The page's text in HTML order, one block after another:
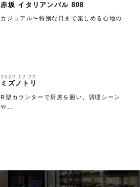
赤坂 イタリアンバル 808
カジュアル〜特別な日まで楽しめる心地の…
2022.12.22
ミズノトリ
R型カウンターで厨房を囲い、調理シーン
や…